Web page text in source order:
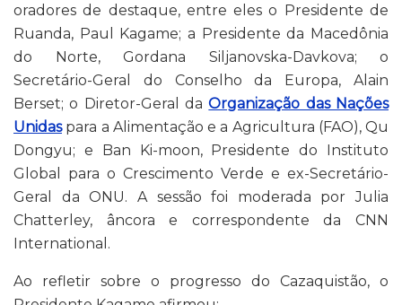
oradores de destaque, entre eles o Presidente de
Ruanda, Paul Kagame; a Presidente da Macedônia
do Norte, Gordana Siljanovska-Davkova; o
Secretário-Geral do Conselho da Europa, Alain
Berset; o Diretor-Geral daOrganização das Nações
Unidaspara a Alimentação e a Agricultura (FAO), Qu
Dongyu; e Ban Ki-moon, Presidente do Instituto
Global para o Crescimento Verde e ex-Secretário-
Geral da ONU. A sessão foi moderada por Julia
Chatterley, âncora e correspondente da CNN
International.
Ao refletir sobre o progresso do Cazaquistão, o